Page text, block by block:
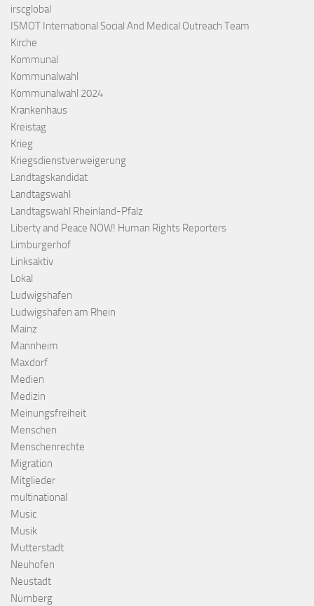
irscglobal
ISMOT International Social And Medical Outreach Team
Kirche
Kommunal
Kommunalwahl
Kommunalwahl 2024
Krankenhaus
Kreistag
Krieg
Kriegsdienstverweigerung
Landtagskandidat
Landtagswahl
Landtagswahl Rheinland-Pfalz
Liberty and Peace NOW! Human Rights Reporters
Limburgerhof
Linksaktiv
Lokal
Ludwigshafen
Ludwigshafen am Rhein
Mainz
Mannheim
Maxdorf
Medien
Medizin
Meinungsfreiheit
Menschen
Menschenrechte
Migration
Mitglieder
multinational
Music
Musik
Mutterstadt
Neuhofen
Neustadt
Nürnberg